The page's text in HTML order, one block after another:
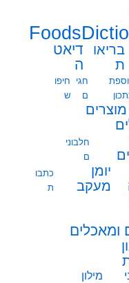
בריאו
ת
דיאט
ה
חגי
ם
חיפו
ש
חלבוני
ם
יומן
מעקב
כתבו
ת
ומאכלים
מילון